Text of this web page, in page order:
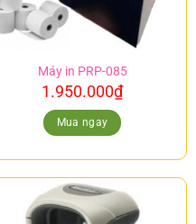
Máy in PRP-085
1.950.000₫
Mua ngay